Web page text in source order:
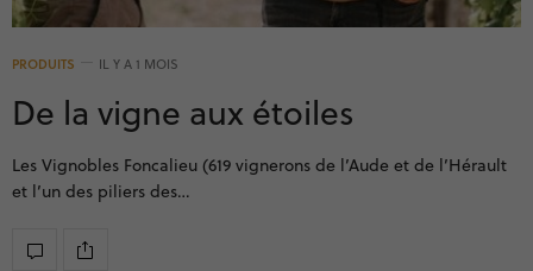
PRODUITS IL Y A 1 MOIS
De la vigne aux étoiles
Les Vignobles Foncalieu (619 vignerons de l’Aude et de l’Hérault
et l’un des piliers des…